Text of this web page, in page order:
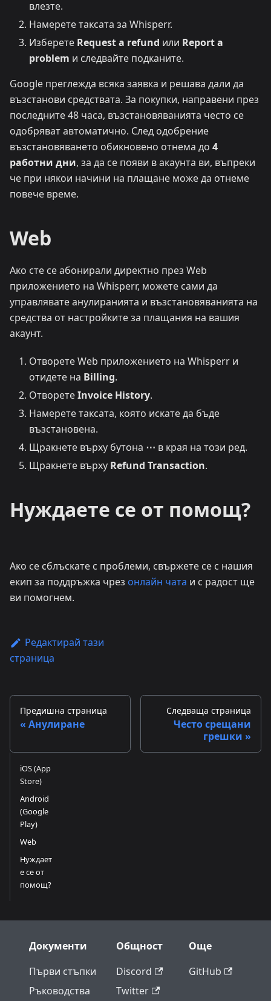
влезте.
Намерете таксата за Whisperr.
Изберете Request a refund или Report a
problem и следвайте подканите.
Google преглежда всяка заявка и решава дали да
възстанови средствата. За покупки, направени през
последните 48 часа, възстановяванията често се
одобряват автоматично. След одобрение
възстановяването обикновено отнема до 4
работни дни, за да се появи в акаунта ви, въпреки
че при някои начини на плащане може да отнеме
повече време.
Web
Ако сте се абонирали директно през Web
приложението на Whisperr, можете сами да
управлявате анулиранията и възстановяванията на
средства от настройките за плащания на вашия
акаунт.
Отворете Web приложението на Whisperr и
отидете на Billing.
ОтворетеInvoice History.
Намерете таксата, която искате да бъде
възстановена.
Щракнете върху бутона ⋯ в края на този ред.
Щракнете върху Refund Transaction.
Нуждаете се от помощ?
Ако се сблъскате с проблеми, свържете се с нашия
екип за поддръжка чрез онлайн чата и с радост ще
ви помогнем.
Редактирай тази
страница
Предишна страница
Анулиране
Следваща страница
Често срещани
грешки
iOS (App
Store)
Android
(Google
Play)
Web
Нуждает
е се от
помощ?
Документи
Първи стъпки
Ръководства
Общност
Discord
Twitter
Още
GitHub